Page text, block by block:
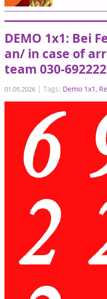
DEMO 1x1: Bei
an/ in case of
team 030-
01.05.2026 |Tags: Demo 1x1